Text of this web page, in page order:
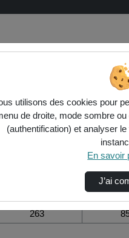
de la vidéo
Modifier la période de
visualisation
Vue
263
utilisons des cookies pour
de droite, mode sombre
(authentification) et analyser
En savoir
J’ai